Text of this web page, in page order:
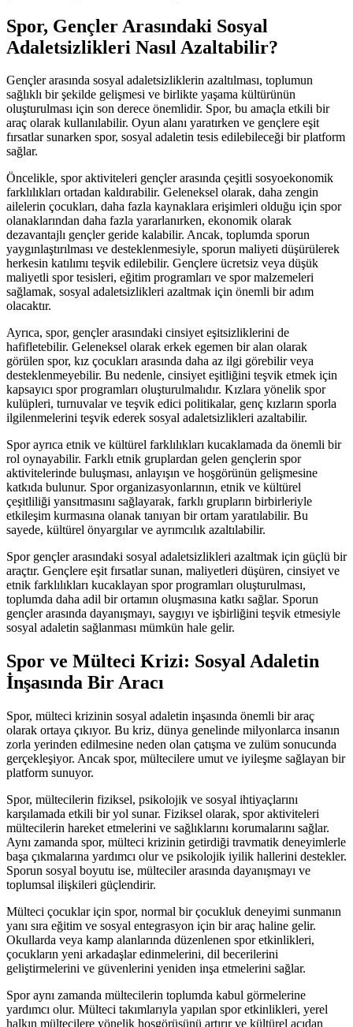
Spor, Gençler Arasındaki Sosyal
Adaletsizlikleri Nasıl Azaltabilir?
Gençler arasında sosyal adaletsizliklerin azaltılması, toplumun
sağlıklı bir şekilde gelişmesi ve birlikte yaşama kültürünün
oluşturulması için son derece önemlidir. Spor, bu amaçla etkili bir
araç olarak kullanılabilir. Oyun alanı yaratırken ve gençlere eşit
fırsatlar sunarken spor, sosyal adaletin tesis edilebileceği bir platform
sağlar.
Öncelikle, spor aktiviteleri gençler arasında çeşitli sosyoekonomik
farklılıkları ortadan kaldırabilir. Geleneksel olarak, daha zengin
ailelerin çocukları, daha fazla kaynaklara erişimleri olduğu için spor
olanaklarından daha fazla yararlanırken, ekonomik olarak
dezavantajlı gençler geride kalabilir. Ancak, toplumda sporun
yaygınlaştırılması ve desteklenmesiyle, sporun maliyeti düşürülerek
herkesin katılımı teşvik edilebilir. Gençlere ücretsiz veya düşük
maliyetli spor tesisleri, eğitim programları ve spor malzemeleri
sağlamak, sosyal adaletsizlikleri azaltmak için önemli bir adım
olacaktır.
Ayrıca, spor, gençler arasındaki cinsiyet eşitsizliklerini de
hafifletebilir. Geleneksel olarak erkek egemen bir alan olarak
görülen spor, kız çocukları arasında daha az ilgi görebilir veya
desteklenmeyebilir. Bu nedenle, cinsiyet eşitliğini teşvik etmek için
kapsayıcı spor programları oluşturulmalıdır. Kızlara yönelik spor
kulüpleri, turnuvalar ve teşvik edici politikalar, genç kızların sporla
ilgilenmelerini teşvik ederek sosyal adaletsizlikleri azaltabilir.
Spor ayrıca etnik ve kültürel farklılıkları kucaklamada da önemli bir
rol oynayabilir. Farklı etnik gruplardan gelen gençlerin spor
aktivitelerinde buluşması, anlayışın ve hoşgörünün gelişmesine
katkıda bulunur. Spor organizasyonlarının, etnik ve kültürel
çeşitliliği yansıtmasını sağlayarak, farklı grupların birbirleriyle
etkileşim kurmasına olanak tanıyan bir ortam yaratılabilir. Bu
sayede, kültürel önyargılar ve ayrımcılık azaltılabilir.
Spor gençler arasındaki sosyal adaletsizlikleri azaltmak için güçlü bir
araçtır. Gençlere eşit fırsatlar sunan, maliyetleri düşüren, cinsiyet ve
etnik farklılıkları kucaklayan spor programları oluşturulması,
toplumda daha adil bir ortamın oluşmasına katkı sağlar. Sporun
gençler arasında dayanışmayı, saygıyı ve işbirliğini teşvik etmesiyle
sosyal adaletin sağlanması mümkün hale gelir.
Spor ve Mülteci Krizi: Sosyal Adaletin
İnşasında Bir Aracı
Spor, mülteci krizinin sosyal adaletin inşasında önemli bir araç
olarak ortaya çıkıyor. Bu kriz, dünya genelinde milyonlarca insanın
zorla yerinden edilmesine neden olan çatışma ve zulüm sonucunda
gerçekleşiyor. Ancak spor, mültecilere umut ve iyileşme sağlayan bir
platform sunuyor.
Spor, mültecilerin fiziksel, psikolojik ve sosyal ihtiyaçlarını
karşılamada etkili bir yol sunar. Fiziksel olarak, spor aktiviteleri
mültecilerin hareket etmelerini ve sağlıklarını korumalarını sağlar.
Aynı zamanda spor, mülteci krizinin getirdiği travmatik deneyimlerle
başa çıkmalarına yardımcı olur ve psikolojik iyilik hallerini destekler.
Sporun sosyal boyutu ise, mülteciler arasında dayanışmayı ve
toplumsal ilişkileri güçlendirir.
Mülteci çocuklar için spor, normal bir çocukluk deneyimi sunmanın
yanı sıra eğitim ve sosyal entegrasyon için bir araç haline gelir.
Okullarda veya kamp alanlarında düzenlenen spor etkinlikleri,
çocukların yeni arkadaşlar edinmelerini, dil becerilerini
geliştirmelerini ve güvenlerini yeniden inşa etmelerini sağlar.
Spor aynı zamanda mültecilerin toplumda kabul görmelerine
yardımcı olur. Mülteci takımlarıyla yapılan spor etkinlikleri, yerel
halkın mültecilere yönelik hoşgörüsünü artırır ve kültürel açıdan